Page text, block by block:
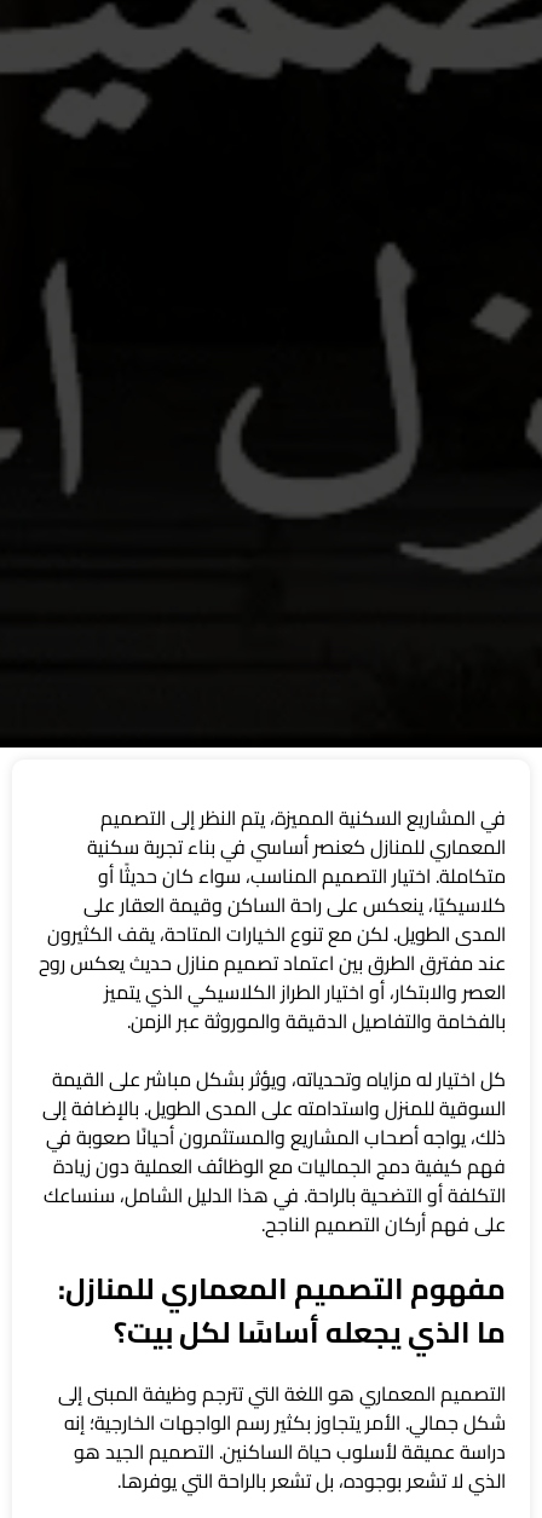
في المشاريع السكنية المميزة، يتم النظر إلى التصميم
المعماري للمنازل كعنصر أساسي في بناء تجربة سكنية
متكاملة. اختيار التصميم المناسب، سواء كان حديثًا أو
كلاسيكيًا، ينعكس على راحة الساكن وقيمة العقار على
المدى الطويل. لكن مع تنوع الخيارات المتاحة، يقف الكثيرون
عند مفترق الطرق بين اعتماد تصميم منازل حديث يعكس روح
العصر والابتكار، أو اختيار الطراز الكلاسيكي الذي يتميز
بالفخامة والتفاصيل الدقيقة والموروثة عبر الزمن.
كل اختيار له مزاياه وتحدياته، ويؤثر بشكل مباشر على القيمة
السوقية للمنزل واستدامته على المدى الطويل. بالإضافة إلى
ذلك، يواجه أصحاب المشاريع والمستثمرون أحيانًا صعوبة في
فهم كيفية دمج الجماليات مع الوظائف العملية دون زيادة
التكلفة أو التضحية بالراحة. في هذا الدليل الشامل، سنساعك
على فهم أركان التصميم الناجح.
مفهوم التصميم المعماري للمنازل:
ما الذي يجعله أساسًا لكل بيت؟
التصميم المعماري هو اللغة التي تترجم وظيفة المبنى إلى
شكل جمالي. الأمر يتجاوز بكثير رسم الواجهات الخارجية؛ إنه
دراسة عميقة لأسلوب حياة الساكنين. التصميم الجيد هو
الذي لا تشعر بوجوده، بل تشعر بالراحة التي يوفرها.